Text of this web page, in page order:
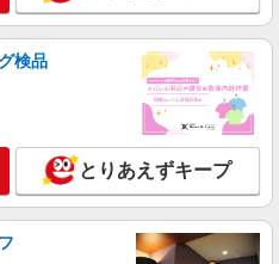
験で月給24万円〜！安定性の
月給240,000〜400,000円 ・基本
220,000円 ・資格手当：10,000〜
職手当：10,000〜70,000円 ・処遇改
〜60,000円（勤続年数、保有資格
・固定残業手当：20,000円（10時
時間を超過する場合には超過勤務
区
詳細を見る
検品
とりあえずキープ